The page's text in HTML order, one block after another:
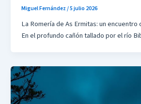
Miguel Fernández/5 julio 2026
La Romería de As Ermitas: un encuentro
En el profundo cañón tallado por el río